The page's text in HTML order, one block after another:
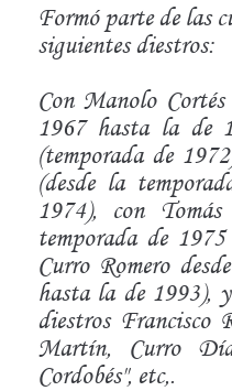
Formó parte de las
siguientes diestros:
Con Manolo
1967 hasta la de
(temporada de
(desde la
1974), con
temporada de
Curro Romero
hasta la de 1993),
diestros Francisco
Martín, Curro
Cordobés", etc,.